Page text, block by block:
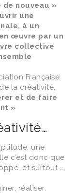
nouveau »
une
à un
œuvre par un
collective
Française
la créativité,
et de faire
»
une
c’est donc que
et surtout …
réaliser.